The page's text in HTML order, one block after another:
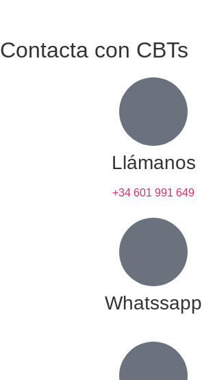
Contacta con CBTs
Llámanos
+34 601 991 649
Whatssapp